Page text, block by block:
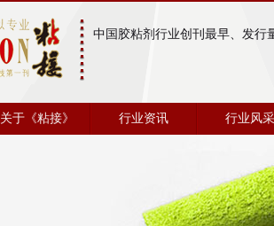
中国胶粘剂行业创刊最早、发行
关于《粘接》 行业资讯 行业风采